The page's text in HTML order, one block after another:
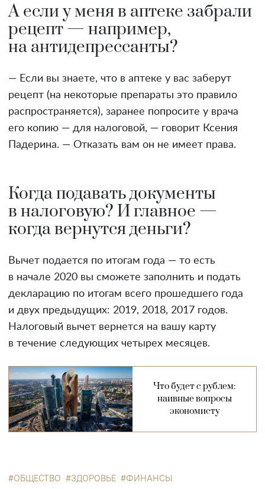
А если у меня в аптеке забрали
рецепт — например,
на антидепрессанты?
— Если вы знаете, что в аптеке у вас заберут
рецепт (на некоторые препараты это правило
распространяется), заранее попросите у врача
его копию — для налоговой, — говорит Ксения
Падерина. — Отказать вам он не имеет права.
Когда подавать документы
в налоговую? И главное —
когда вернутся деньги?
Вычет подается по итогам года — то есть
в начале 2020 вы сможете заполнить и подать
декларацию по итогам всего прошедшего года
и двух предыдущих: 2019, 2018, 2017 годов.
Налоговый вычет вернется на вашу карту
в течение следующих четырех месяцев.
Что будет с рублем:
наивные вопросы
экономисту
ОБЩЕСТВО ЗДОРОВЬЕ ФИНАНСЫ